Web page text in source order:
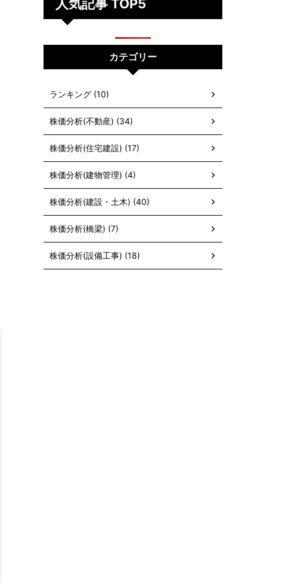
人気記事 TOP5
カテゴリー
ランキング (10)
株価分析(不動産) (34)
株価分析(住宅建設) (17)
株価分析(建物管理) (4)
株価分析(建設・土木) (40)
株価分析(橋梁) (7)
株価分析(設備工事) (18)